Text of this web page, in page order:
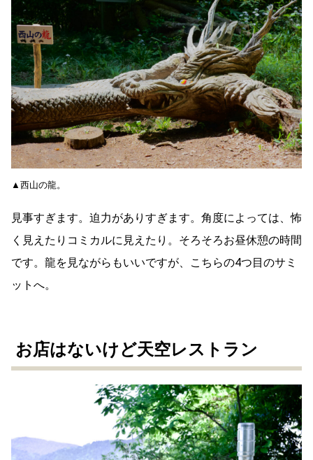
▲西山の龍。
見事すぎます。迫力がありすぎます。角度によっては、怖
く見えたりコミカルに見えたり。そろそろお昼休憩の時間
です。龍を見ながらもいいですが、こちらの4つ目のサミ
ットへ。
お店はないけど天空レストラン